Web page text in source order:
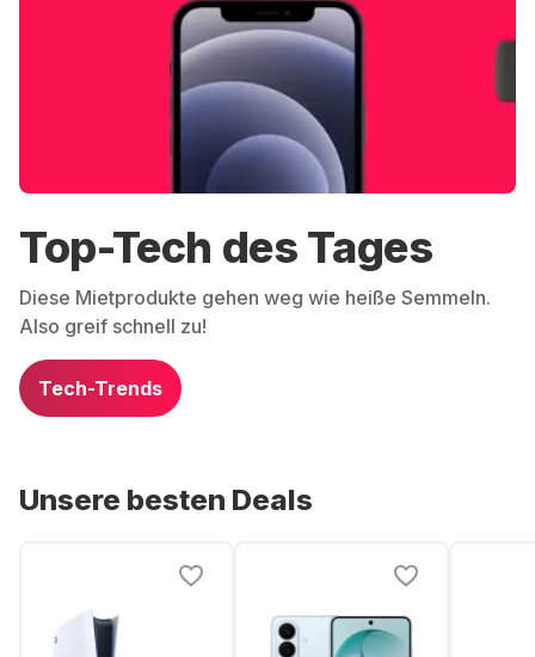
Top-Tech des Tages
Diese Mietprodukte gehen weg wie heiße Semmeln.
Also greif schnell zu!
Tech-Trends
Unsere besten Deals